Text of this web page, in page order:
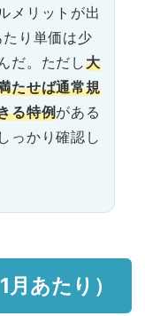
メリットが出
り単価は少
だ。ただし大
たせば通常規
る特例がある
っかり確認し
あたり）